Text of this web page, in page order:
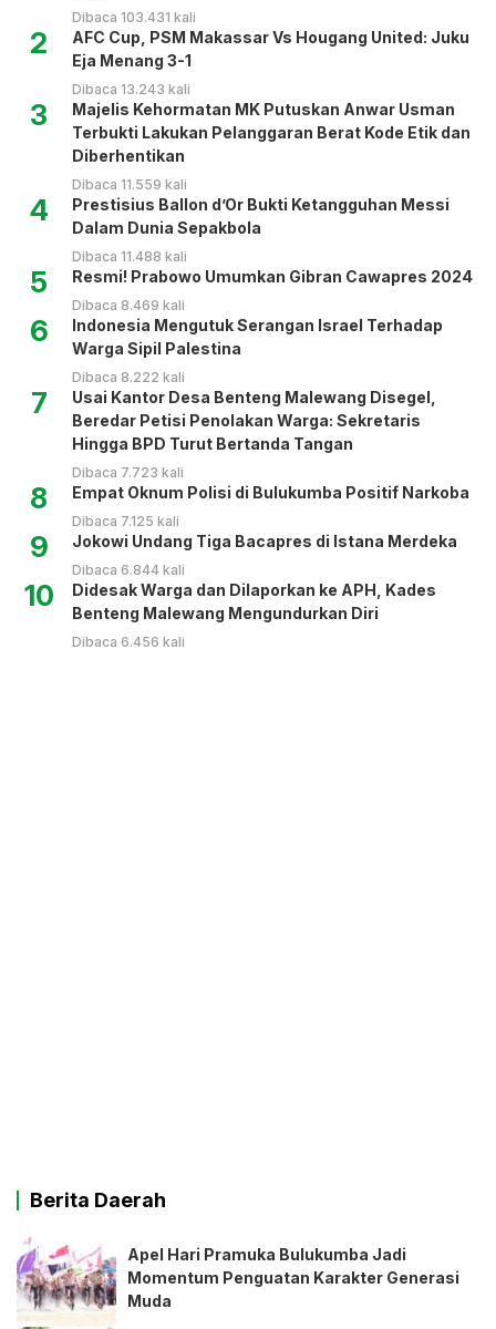
Dibaca 103.431 kali
2
AFC Cup, PSM Makassar Vs Hougang United: Juku
Eja Menang 3-1
Dibaca 13.243 kali
3
Majelis Kehormatan MK Putuskan Anwar Usman
Terbukti Lakukan Pelanggaran Berat Kode Etik dan
Diberhentikan
Dibaca 11.559 kali
4
Prestisius Ballon d’Or Bukti Ketangguhan Messi
Dalam Dunia Sepakbola
Dibaca 11.488 kali
5 Resmi! Prabowo Umumkan Gibran Cawapres 2024
Dibaca 8.469 kali
6
Indonesia Mengutuk Serangan Israel Terhadap
Warga Sipil Palestina
Dibaca 8.222 kali
7
Usai Kantor Desa Benteng Malewang Disegel,
Beredar Petisi Penolakan Warga: Sekretaris
Hingga BPD Turut Bertanda Tangan
Dibaca 7.723 kali
8 Empat Oknum Polisi di Bulukumba Positif Narkoba
Dibaca 7.125 kali
9 Jokowi Undang Tiga Bacapres di Istana Merdeka
Dibaca 6.844 kali
10
Didesak Warga dan Dilaporkan ke APH, Kades
Benteng Malewang Mengundurkan Diri
Dibaca 6.456 kali
Berita Daerah
Apel Hari Pramuka Bulukumba Jadi
Momentum Penguatan Karakter Generasi
Muda